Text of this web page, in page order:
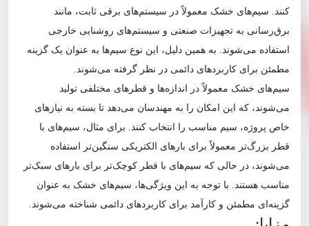
کنند. سیم‌های خشک معمولاً در سیستم‌های برقی ثابت، مانند
برق‌رسانی به تجهیزات صنعتی و سیستم‌های روشنایی خارجی
استفاده می‌شوند. به همین دلیل، این نوع سیم‌ها به عنوان یک گزینه
مطمئن برای کاربردهای دائمی در نظر گرفته می‌شوند.
سیم‌های خشک معمولاً در اندازه‌ها و قطرهای مختلفی تولید
می‌شوند، که این امکان را به مهندسان می‌دهد تا بسته به نیازهای
خاص پروژه، سیم مناسب را انتخاب کنند. برای مثال، سیم‌های با
قطر بزرگ‌تر معمولاً برای بارهای الکتریکی سنگین‌تر استفاده
می‌شوند، در حالی که سیم‌های با قطر کوچک‌تر برای بارهای سبک‌تر
مناسب هستند. با توجه به این ویژگی‌ها، سیم‌های خشک به عنوان
گزینه‌ای مطمئن و کارآمد برای کاربردهای دائمی شناخته می‌شوند.